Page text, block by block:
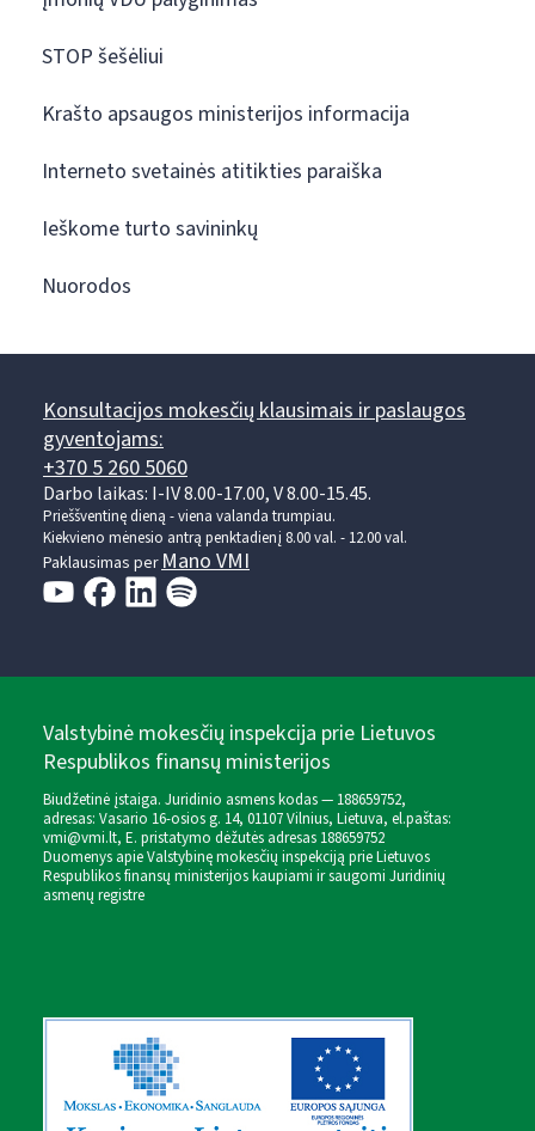
STOP šešėliui
Krašto apsaugos ministerijos informacija
Interneto svetainės atitikties paraiška
Ieškome turto savininkų
Nuorodos
Konsultacijos mokesčių klausimais ir paslaugos
gyventojams:
+370 5 260 5060
Darbo laikas: I-IV 8.00-17.00, V 8.00-15.45.
Prieššventinę dieną - viena valanda trumpiau.
Kiekvieno mėnesio antrą penktadienį 8.00 val. - 12.00 val.
Paklausimas perMano VMI
Valstybinė mokesčių inspekcija prie Lietuvos
Respublikos finansų ministerijos
Biudžetinė įstaiga. Juridinio asmens kodas — 188659752,
adresas: Vasario 16-osios g. 14, 01107 Vilnius, Lietuva, el.paštas:
vmi@vmi.lt, E. pristatymo dėžutės adresas 188659752
Duomenys apie Valstybinę mokesčių inspekciją prie Lietuvos
Respublikos finansų ministerijos kaupiami ir saugomi Juridinių
asmenų registre